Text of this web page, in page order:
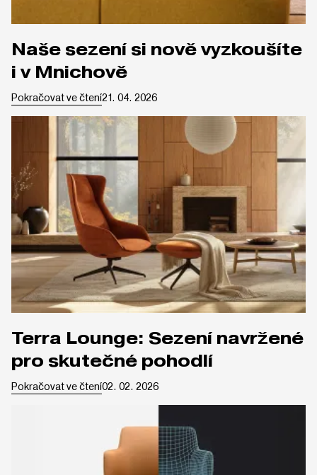
Naše sezení si nově vyzkoušíte
i v Mnichově
Pokračovat ve čtení21. 04. 2026
Terra Lounge: Sezení navržené
pro skutečné pohodlí
Pokračovat ve čtení02. 02. 2026